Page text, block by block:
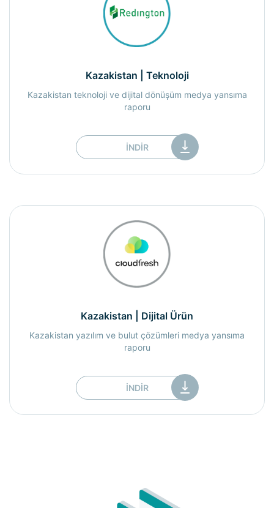
Kazakistan | Teknoloji
Kazakistan teknoloji ve dijital dönüşüm medya yansıma
raporu
İNDIR
Kazakistan | Dijital Ürün
Kazakistan yazılım ve bulut çözümleri medya yansıma
raporu
İNDIR